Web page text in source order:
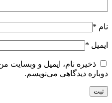
نام *
ایمیل *
ذخیره نام، ایمیل و وبسایت
دوباره دیدگاهی می‌نویسم.